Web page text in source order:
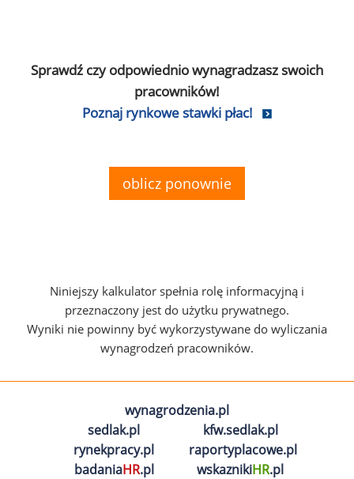
Sprawdź czy odpowiednio wynagradzasz swoich
pracowników!
Poznaj rynkowe stawki płac!
oblicz ponownie
Niniejszy kalkulator spełnia rolę informacyjną i
przeznaczony jest do użytku prywatnego.
Wyniki nie powinny być wykorzystywane do wyliczania
wynagrodzeń pracowników.
wynagrodzenia.pl
sedlak.pl
kfw.sedlak.pl
rynekpracy.pl
raportyplacowe.pl
badaniaHR.pl wskaznikiHR.pl